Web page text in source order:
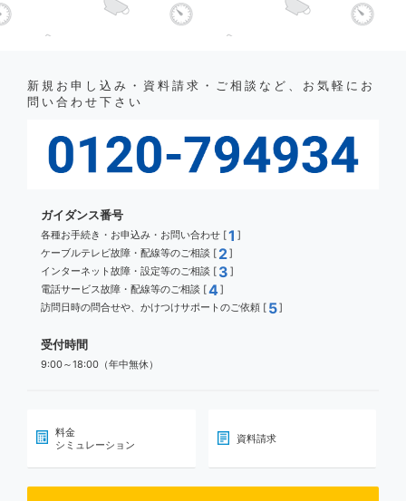
新規お申し込み・資料請求・ご相談など、お気軽にお
問い合わせ下さい
ガイダンス番号
各種お手続き・お申込み・お問い合わせ [1 ]
ケーブルテレビ故障・配線等のご相談 [ 2]
インターネット故障・設定等のご相談 [ 3 ]
電話サービス故障・配線等のご相談 [4]
訪問日時の問合せや、かけつけサポートのご依頼 [ 5]
受付時間
9:00～18:00（年中無休）
料金
シミュレーション
資料請求